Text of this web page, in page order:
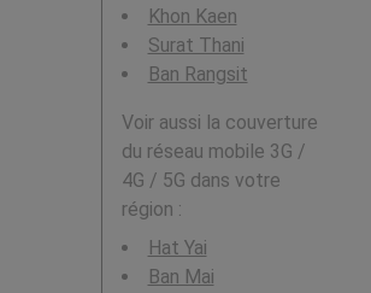
Khon Kaen
Surat Thani
Ban Rangsit
Voir aussi la couverture
du réseau mobile 3G /
4G / 5G dans votre
région :
Hat Yai
Ban Mai